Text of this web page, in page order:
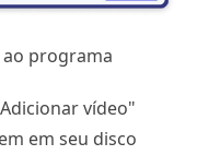
programa
vídeo"
em seu disco